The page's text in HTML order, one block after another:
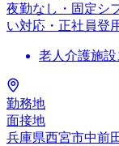
夜勤なし・固定シ
い対応・正社員登
老人介護施設
勤務地
面接地
兵庫県西宮市中前